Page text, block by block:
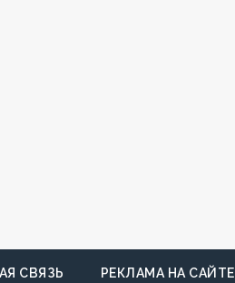
СВЯЗЬ РЕКЛАМА НА САЙТЕ